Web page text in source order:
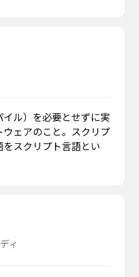
ル）を必要とせずに実
ェアのこと。スクリプ
をスクリプト言語とい
ィ